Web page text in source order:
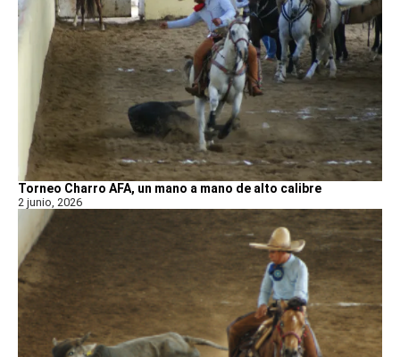
Torneo Charro AFA, un mano a mano de alto calibre
2 junio, 2026